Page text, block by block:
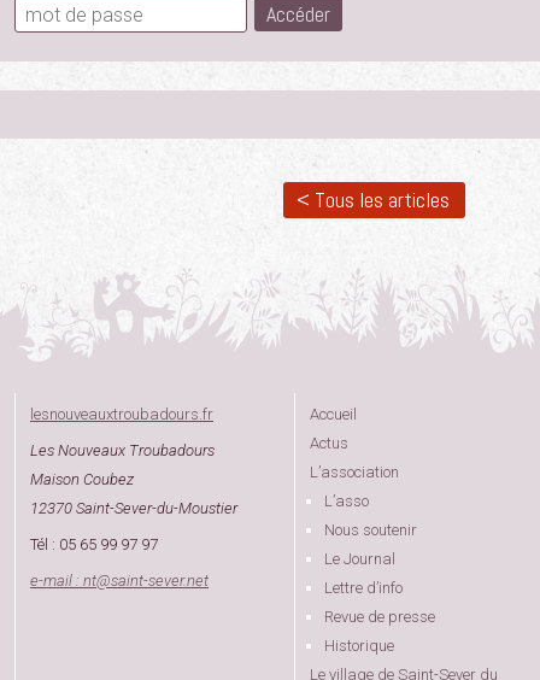
< Tous les articles
lesnouveauxtroubadours.fr
Les Nouveaux Troubadours
Maison Coubez
12370 Saint-Sever-du-Moustier
Tél : 05 65 99 97 97
e-mail : nt@saint-sever.net
Accueil
Actus
L’association
L’asso
Nous soutenir
Le Journal
Lettre d’info
Revue de presse
Historique
Le village de Saint-Sever du